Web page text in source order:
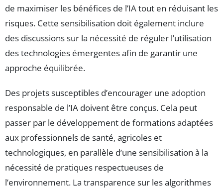
de maximiser les bénéfices de l’IA tout en réduisant les
risques. Cette sensibilisation doit également inclure
des discussions sur la nécessité de réguler l’utilisation
des technologies émergentes afin de garantir une
approche équilibrée.
Des projets susceptibles d’encourager une adoption
responsable de l’IA doivent être conçus. Cela peut
passer par le développement de formations adaptées
aux professionnels de santé, agricoles et
technologiques, en parallèle d’une sensibilisation à la
nécessité de pratiques respectueuses de
l’environnement. La transparence sur les algorithmes